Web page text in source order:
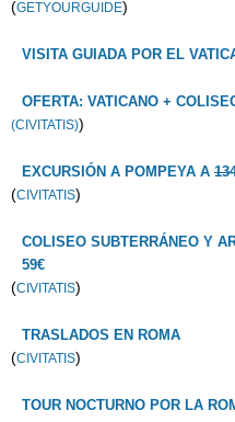
(GETYOURGUIDE)
VISITA GUIADA POR EL
OFERTA: VATICANO +
(CIVITATIS))
EXCURSIÓN A POMPEYA A
(CIVITATIS)
COLISEO SUBTERRÁNEO Y
59€
(CIVITATIS)
TRASLADOS EN ROMA
(CIVITATIS)
TOUR NOCTURNO POR LA